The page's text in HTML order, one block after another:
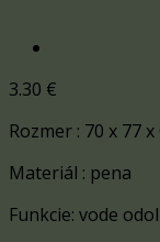
3.30 €
Rozmer : 70 x 77 x
Materiál : pena
Funkcie: vode